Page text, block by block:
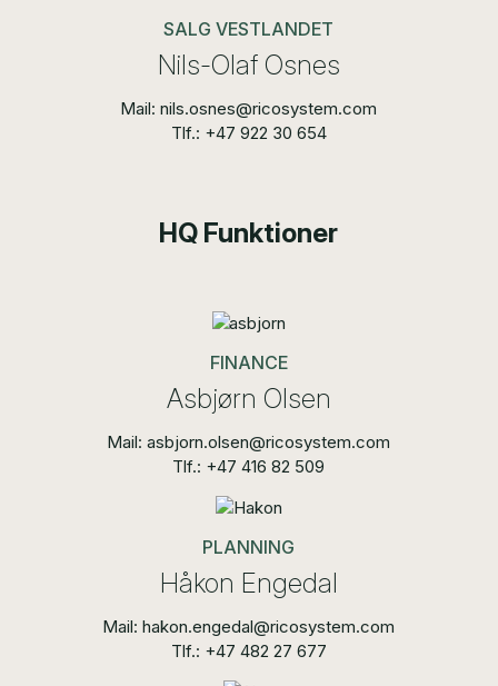
SALG VESTLANDET
Nils-Olaf Osnes
Mail: nils.osnes@ricosystem.com
Tlf.: +47 922 30 654
HQ Funktioner
FINANCE
Asbjørn Olsen
Mail: asbjorn.olsen@ricosystem.com
Tlf.: +47 416 82 509
PLANNING
Håkon Engedal
Mail: hakon.engedal@ricosystem.com
Tlf.: +47 482 27 677